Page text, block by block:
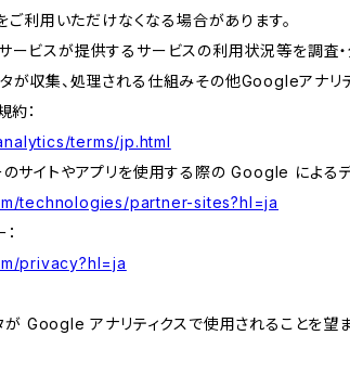
利用いただけなくなる場合があります。
プサービスが提供するサービスの利用状況等を
が収集、処理される仕組みその他Googleアナリ
：
terms/jp.html
サイトやアプリを使用する際の Google によるデ
technologies/partner-sites?hl=ja
privacy?hl=ja
が Google アナリティクスで使用されることを